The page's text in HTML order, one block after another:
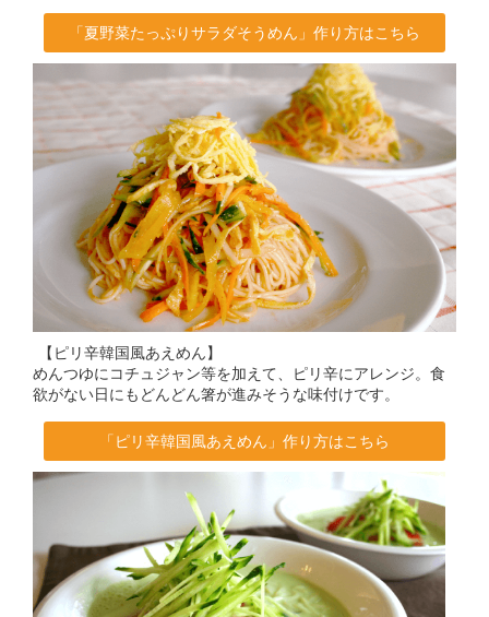
「夏野菜たっぷりサラダそうめん」作り方はこちら
【ピリ辛韓国風あえめん】
めんつゆにコチュジャン等を加えて、ピリ辛にアレンジ。食
欲がない日にもどんどん箸が進みそうな味付けです。
「ピリ辛韓国風あえめん」作り方はこちら